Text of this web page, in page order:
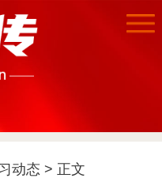
动态 > 正文